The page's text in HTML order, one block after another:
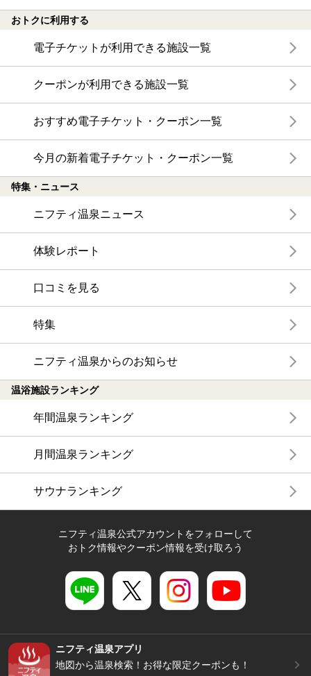
おトクに利用する
電子チケットが利用できる施設一覧
クーポンが利用できる施設一覧
おすすめ電子チケット・クーポン一覧
今月の新着電子チケット・クーポン一覧
特集・ニュース
ニフティ温泉ニュース
体験レポート
口コミを見る
特集
ニフティ温泉からのお知らせ
温浴施設ランキング
年間温泉ランキング
月間温泉ランキング
サウナランキング
ニフティ温泉公式アカウントをフォローして
おトク情報やクーポン情報を受け取ろう
ニフティ温泉アプリ
地図から温泉検索！お得な限定クーポンも！